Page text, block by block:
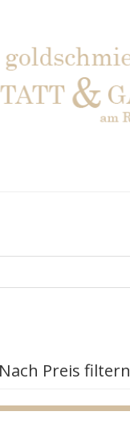
Nach Preis filtern